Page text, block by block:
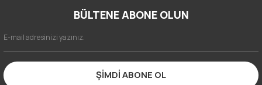
BÜLTENE ABONE OLUN
ŞİMDİ ABONE OL